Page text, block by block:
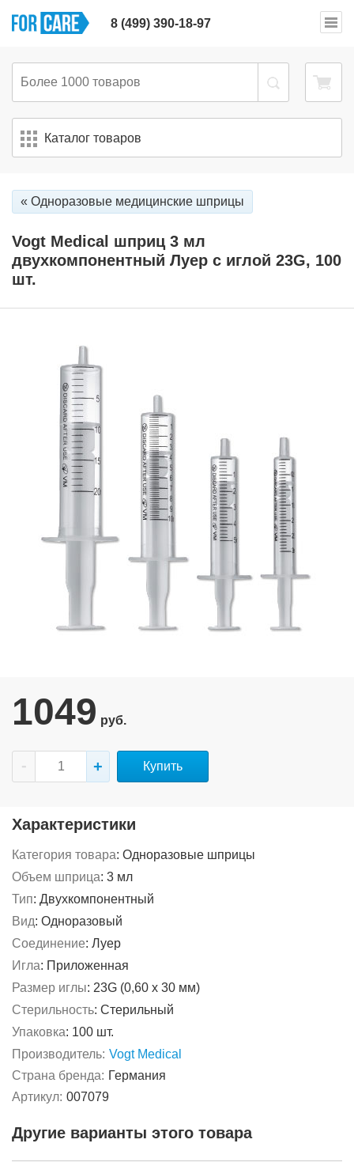
8 (499) 390-18-97
Каталог товаров
« Одноразовые медицинские шприцы
Vogt Medical шприц 3 мл
двухкомпонентный Луер с иглой 23G, 100
шт.
1049 руб.
Купить
Характеристики
Категория товара: Одноразовые шприцы
Объем шприца: 3 мл
Тип: Двухкомпонентный
Вид: Одноразовый
Соединение: Луер
Игла: Приложенная
Размер иглы: 23G (0,60 х 30 мм)
Стерильность: Стерильный
Упаковка: 100 шт.
Производитель: Vogt Medical
Страна бренда: Германия
Артикул: 007079
Другие варианты этого товара